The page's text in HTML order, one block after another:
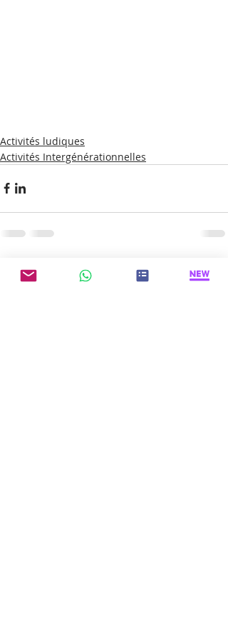
Activités ludiques
Activités Intergénérationnelles
Posts récents Voir tout